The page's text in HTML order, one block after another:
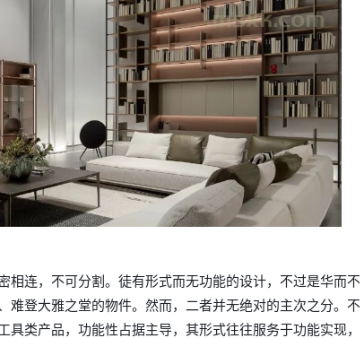
相连，不可分割。徒有形式而无功能的设计，不过是华而不
难登大雅之堂的物件。然而，二者并无绝对的主次之分。不
类产品，功能性占据主导，其形式往往服务于功能实现，